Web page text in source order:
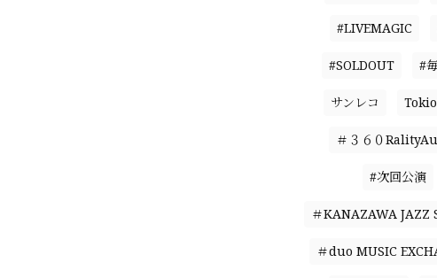
#LIVEMAGIC
#SOLDOUT #
サンレコ
＃３６０
#次回公演
＃KANAZAWA JAZZ
＃duo MUSIC